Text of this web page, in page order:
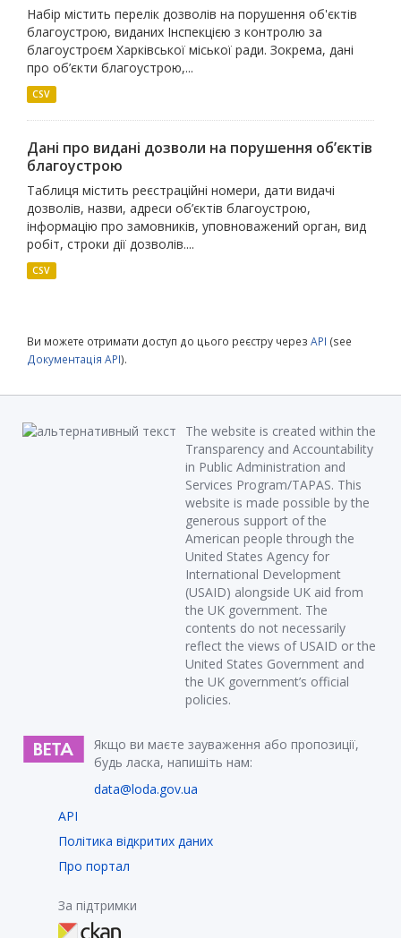
Набір містить перелік дозволів на порушення об'єктів
благоустрою, виданих Інспекцією з контролю за
благоустроєм Харківської міської ради. Зокрема, дані
про об’єкти благоустрою,...
CSV
Дані про видані дозволи на порушення об’єктів
благоустрою
Таблиця містить реєстраційні номери, дати видачі
дозволів, назви, адреси об’єктів благоустрою,
інформацію про замовників, уповноважений орган, вид
робіт, строки дії дозволів....
CSV
Ви можете отримати доступ до цього реєстру через API (see
Документація API).
The website is created within the
Transparency and Accountability
in Public Administration and
Services Program/TAPAS. This
website is made possible by the
generous support of the
American people through the
United States Agency for
International Development
(USAID) alongside UK aid from
the UK government. The
contents do not necessarily
reflect the views of USAID or the
United States Government and
the UK government’s official
policies.
Якщо ви маєте зауваження або пропозиції,
будь ласка, напишіть нам:
data@loda.gov.ua
API
Політика відкритих даних
Про портал
За підтримки